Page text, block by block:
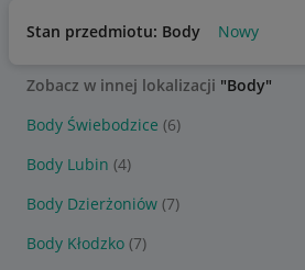
Stan przedmiotu: Body Nowy
Zobacz w innej lokalizacji "Body"
Body Świebodzice (6)
Body Lubin (4)
Body Dzierżoniów (7)
Body Kłodzko (7)